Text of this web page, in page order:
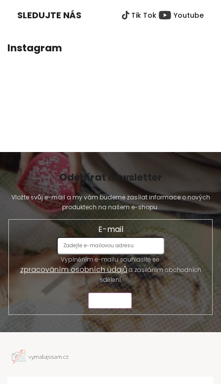
hvězdiček.
SLEDUJTE NÁS Tik Tok Youtube
Instagram
Odebírat newsletter
Vložte svůj e-mail a my vám budeme zasílat informace o nových
produktech na našem e-shopu.
E-mail
Vyplněním e-mailu souhlasíte se
zpracováním osobních údajůa zasíláním obchodních
sdělení.